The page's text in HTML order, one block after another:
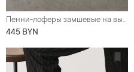
Пенни-лоферы замшевые на высокой подошве, коричневые
445 BYN